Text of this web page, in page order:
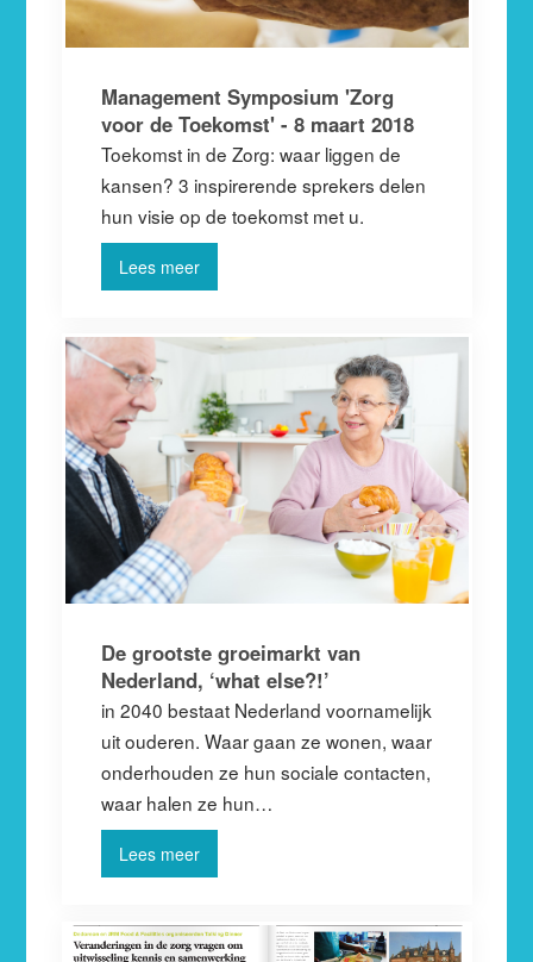
Management Symposium 'Zorg
voor de Toekomst' - 8 maart 2018
Toekomst in de Zorg: waar liggen de
kansen? 3 inspirerende sprekers delen
hun visie op de toekomst met u.
Lees meer
De grootste groeimarkt van
Nederland, ‘what else?!’
in 2040 bestaat Nederland voornamelijk
uit ouderen. Waar gaan ze wonen, waar
onderhouden ze hun sociale contacten,
waar halen ze hun…
Lees meer